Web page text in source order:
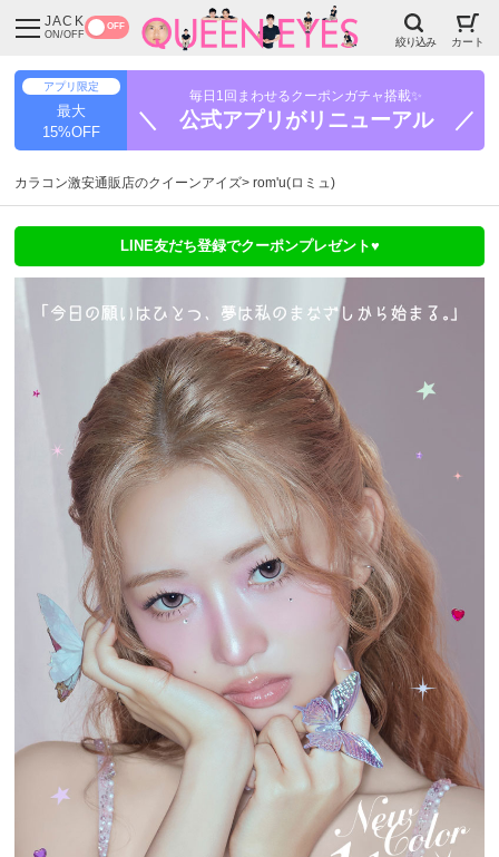
JACK
ON/OFF
OFF
絞り込み カート
アプリ限定
最大
15%OFF
毎日1回まわせるクーポンガチャ搭載✨
＼ 公式アプリがリニューアル ／
カラコン激安通販店のクイーンアイズ rom'u(ロミュ)
LINE友だち登録でクーポンプレゼント♥